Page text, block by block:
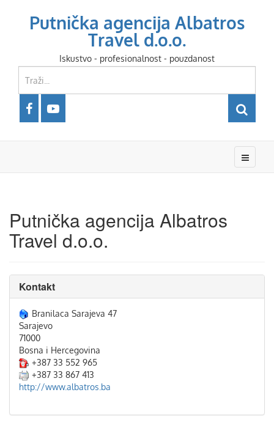
Putnička agencija Albatros
Travel d.o.o.
Iskustvo - profesionalnost - pouzdanost
Putnička agencija Albatros
Travel d.o.o.
Kontakt
Branilaca Sarajeva 47
Sarajevo
71000
Bosna i Hercegovina
+387 33 552 965
+387 33 867 413
http://www.albatros.ba